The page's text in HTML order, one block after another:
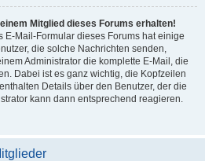
Mitglied dieses Forums erhalten!
E-Mail-Formular dieses Forums hat einige
die solche Nachrichten senden,
Administrator die komplette E-Mail, die
Dabei ist es ganz wichtig, die Kopfzeilen
Details über den Benutzer, der die
kann dann entsprechend reagieren.